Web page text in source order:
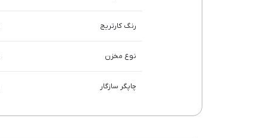
رنگ کارتریج
نوع مخزن
چاپگر سازگار